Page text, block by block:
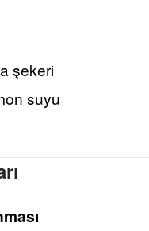
şekeri
suyu